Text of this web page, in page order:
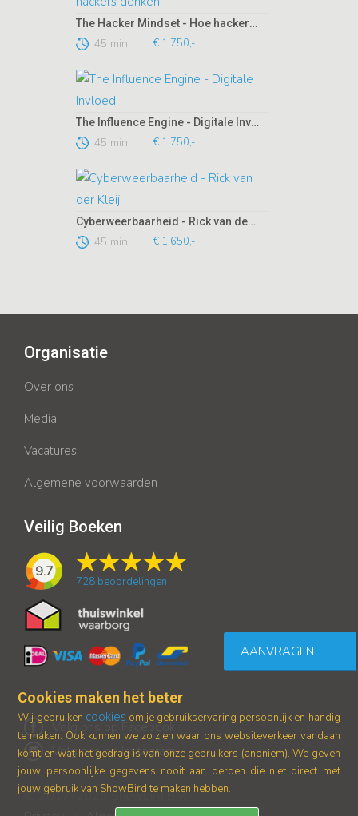
The Hacker Mindset - Hoe hackers denken
45 min € 1.750,-
The Influence Engine - Digitale Invloed
45 min € 1.750,-
Cyberweerbaarheid - Rick van der Kleij
45 min € 1.650,-
AANVRAGEN
Organisatie
Over ons
Media
Vacatures
Algemene voorwaarden
Veilig Boeken
9.7
728 beoordelingen
© 2017-2026 Showbird B.V.
Volg ons op Facebook
Volg ons op Instagram
Cookies maken het beter
Wij gebruiken cookies om je gebruikservaring persoonlijk en handig
te maken. Ook kunnen we zo zien waar ons websiteverkeer vandaan
komt en wat het gedrag is van onze gebruikers (anoniem). We geven
jouw persoonlijke gegevens nooit aan derden die niet direct met
jouw gebruik van ShowBird te maken hebben.